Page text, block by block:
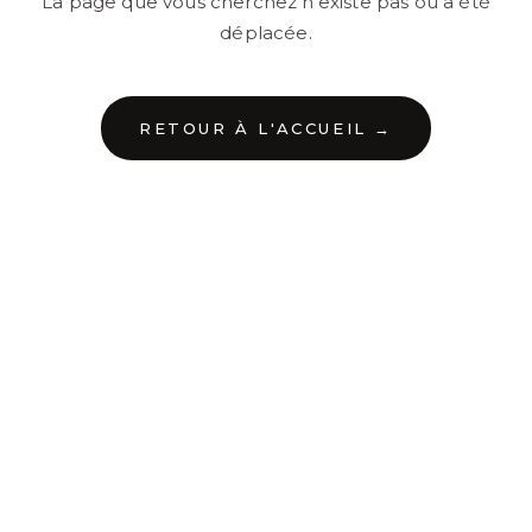
déplacée.
RETOUR À L'ACCUEIL →